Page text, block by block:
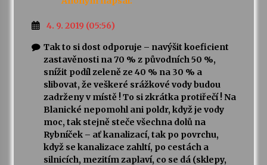
4. 9. 2019 (05:56)
Tak to si dost odporuje – navýšit koeficient
zastavěnosti na 70 % z původních 50 %,
snížit podíl zeleně ze 40 % na 30 % a
slibovat, že veškeré srážkové vody budou
zadrženy v místě ! To si zkrátka protiřečí ! Na
Blanické nepomohl ani poldr, když je vody
moc, tak stejně steče všechna dolů na
Rybníček – ať kanalizací, tak po povrchu,
když se kanalizace zahltí, po cestách a
silnicích, mezitím zaplaví, co se dá (sklepy,